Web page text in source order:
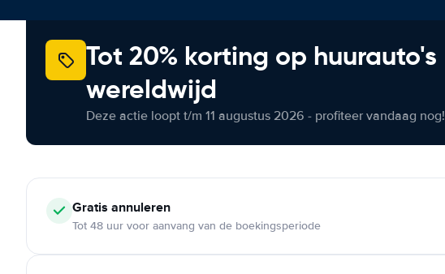
Tot 20% korting op huurauto's
wereldwijd
Deze actie loopt t/m 11 augustus 2026 - profiteer vandaag nog!
Gratis annuleren
Tot 48 uur voor aanvang van de boekingsperiode